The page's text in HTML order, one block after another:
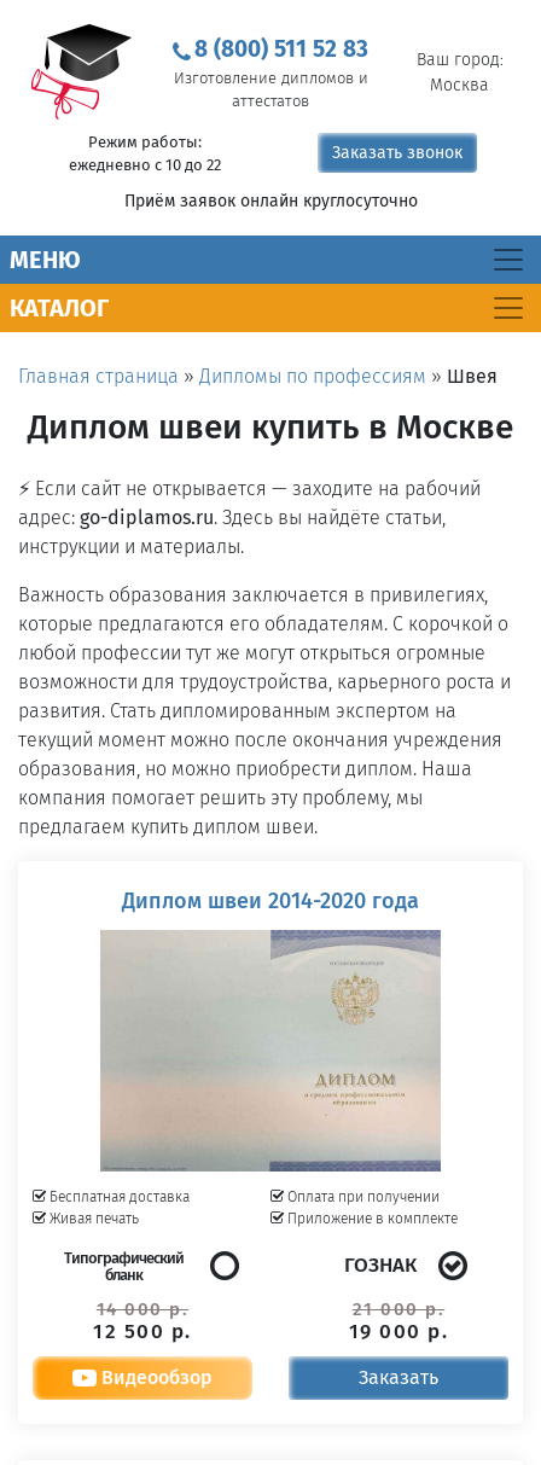
8 (800) 511 52 83
Изготовление дипломов и
аттестатов
Ваш город:
Москва
Режим работы:
ежедневно с 10 до 22
Заказать звонок
Приём заявок онлайн круглосуточно
MEНЮ
КАТАЛОГ
Главная страница » Дипломы по профессиям » Швея
Диплом швеи купить в Москве
⚡ Если сайт не открывается — заходите на рабочий
адрес: go-diplamos.ru. Здесь вы найдёте статьи,
инструкции и материалы.
Важность образования заключается в привилегиях,
которые предлагаются его обладателям. С корочкой о
любой профессии тут же могут открыться огромные
возможности для трудоустройства, карьерного роста и
развития. Стать дипломированным экспертом на
текущий момент можно после окончания учреждения
образования, но можно приобрести диплом. Наша
компания помогает решить эту проблему, мы
предлагаем купить диплом швеи.
Диплом швеи 2014-2020 года
Бесплатная доставка
Живая печать
Оплата при получении
Приложение в комплекте
Типографический
бланк
14 000 р.
12 500 р.
ГОЗНАК
21 000 р.
19 000 р.
Видеообзор Заказать